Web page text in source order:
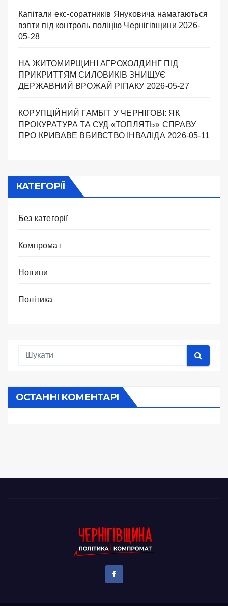
Капітали екс-соратників Януковича намагаються
взяти під контроль поліцію Чернігівщини 2026-
05-28
НА ЖИТОМИРЩИНІ АГРОХОЛДИНГ ПІД
ПРИКРИТТЯМ СИЛОВИКІВ ЗНИЩУЄ
ДЕРЖАВНИЙ ВРОЖАЙ РІПАКУ ​ 2026-05-27
КОРУПЦІЙНИЙ ГАМБІТ У ЧЕРНІГОВІ: ЯК
ПРОКУРАТУРА ТА СУД «ТОПЛЯТЬ» СПРАВУ
ПРО КРИВАВЕ ВБИВСТВО ІНВАЛІДА 2026-05-11
КАТЕГОРІЇ
Без категорії
Компромат
Новини
Політика
ОСТАННІ КОМЕНТАРІ